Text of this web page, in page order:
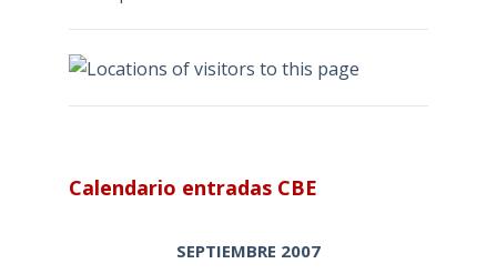
Calendario entradas CBE
SEPTIEMBRE 2007